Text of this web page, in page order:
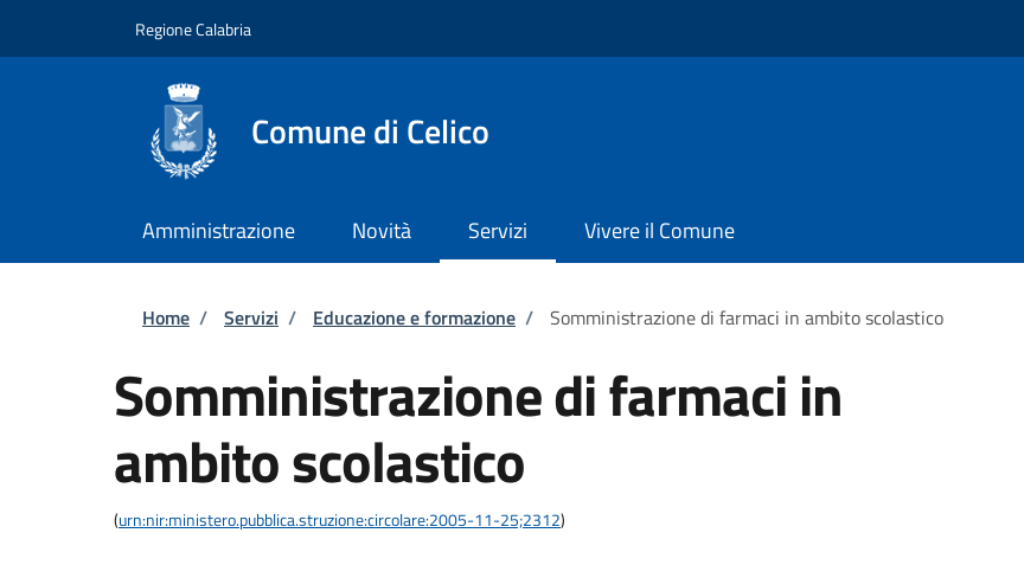
Regione Calabria
Comune di Celico
Amministrazione Novità Servizi Vivere il Comune
Briciole di pane
Home / Servizi / Educazione e formazione / Somministrazione di farmaci in ambito scolastico
Somministrazione di farmaci in
ambito scolastico
(urn:nir:ministero.pubblica.struzione:circolare:2005-11-25;2312)